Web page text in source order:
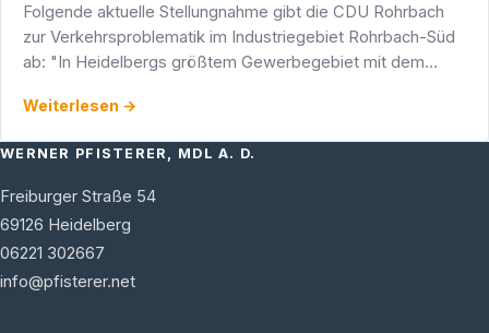
Folgende aktuelle Stellungnahme gibt die CDU Rohrbach
zur Verkehrsproblematik im Industriegebiet Rohrbach-Süd
ab: "In Heidelbergs größtem Gewerbegebiet mit dem
Weiterlesen →
WERNER PFISTERER, MDL A. D.
Freiburger Straße 54
69126 Heidelberg
06221 302667
info@pfisterer.net